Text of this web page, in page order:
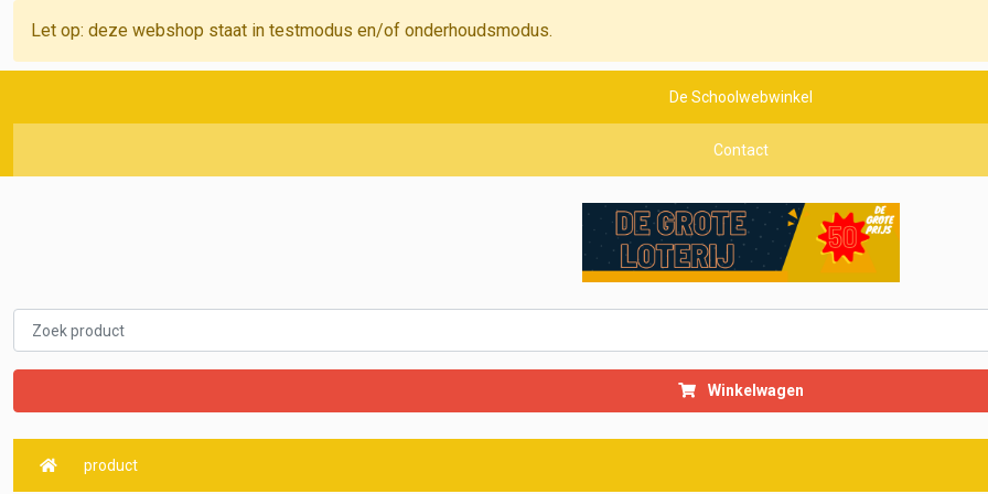
Let op: deze webshop staat in testmodus en/of onderhoudsmodus.
De Schoolwebwinkel
Contact
Winkelwagen
product